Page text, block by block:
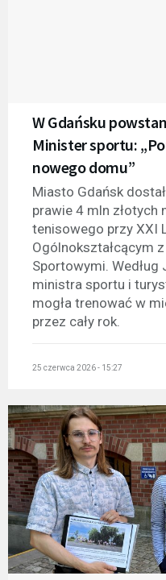
W Gdańsku
Minister sportu:
nowego domu”
Miasto Gdańsk
prawie 4 mln złotych
tenisowego przy XXI
Ogólnokształcącym
Sportowymi. Według
ministra sportu i
mogła trenować w
przez cały rok.
25 czerwca 2026 - 15:27